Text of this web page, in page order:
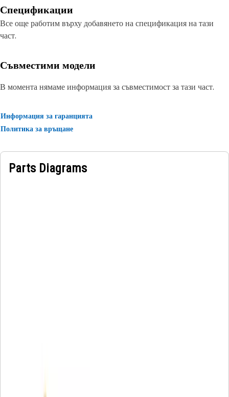
Спецификации
Все още работим върху добавянето на спецификация на тази
част.
Съвместими модели
В момента нямаме информация за съвместимост за тази част.
Информация за гаранцията
Политика за връщане
Parts Diagrams